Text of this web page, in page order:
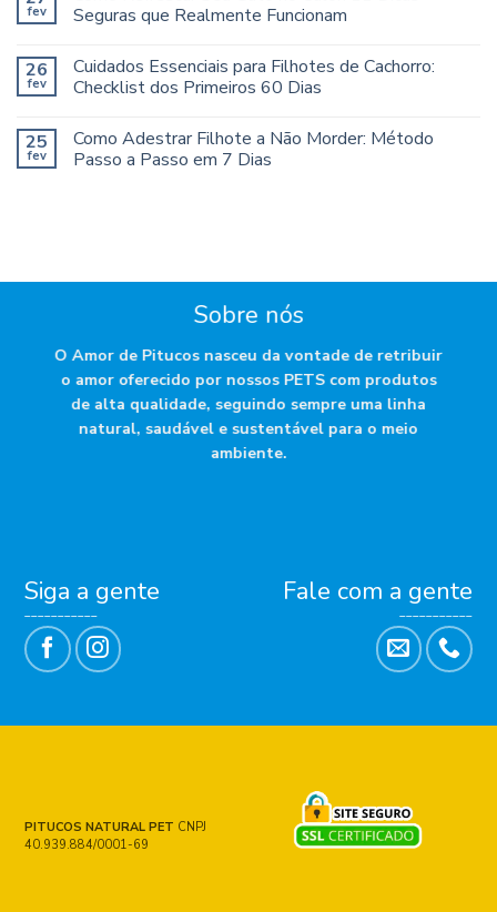
fev
Seguras que Realmente Funcionam
26
fev
Cuidados Essenciais para Filhotes de Cachorro:
Checklist dos Primeiros 60 Dias
25
fev
Como Adestrar Filhote a Não Morder: Método
Passo a Passo em 7 Dias
Sobre nós
O Amor de Pitucos nasceu da vontade de retribuir
o amor oferecido por nossos PETS com produtos
de alta qualidade, seguindo sempre uma linha
natural, saudável e sustentável para o meio
ambiente.
Fale com a gente
___________
Siga a gente
___________
PITUCOS NATURAL PET CNPJ
40.939.884/0001-69